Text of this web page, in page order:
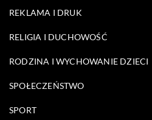
REKLAMA I DRUK
RELIGIA I DUCHOWOŚĆ
RODZINA I WYCHOWANIE DZIECI
SPOŁECZEŃSTWO
SPORT